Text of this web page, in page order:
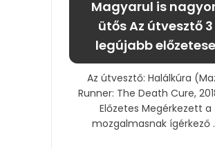
Magyarul is
ütős Az útvesztő 3
legújabb előzetese
Az útvesztő: Halálkúra
Runner: The Death Cure,
Előzetes Megérkezett a
mozgalmasnak ígérkező